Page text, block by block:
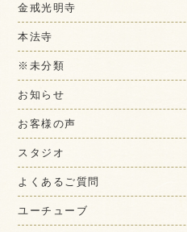
金戒光明寺
本法寺
※未分類
お知らせ
お客様の声
スタジオ
よくあるご質問
ユーチューブ